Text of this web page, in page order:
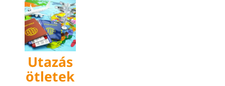
content
Utazás
ötletek